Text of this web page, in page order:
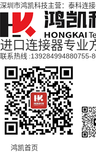
深圳市鸿凯科技主营：泰科连
进口连接器专业
联系热线 :139284994880755-
鸿凯首页